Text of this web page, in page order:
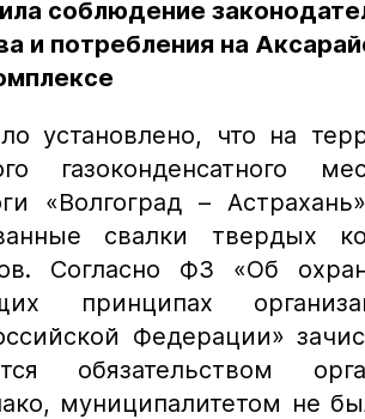
соблюдение
и потребления на
установлено, что на
газоконденсатного
«Волгоград –
свалки твердых
Согласно ФЗ «Об
принципах
Федерации»
обязательством
муниципалитетом не